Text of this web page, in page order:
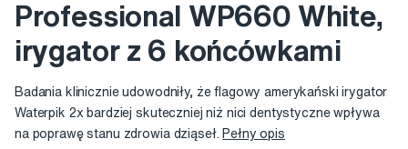
Professional WP660 White,
irygator z 6 końcówkami
Badania klinicznie udowodniły, że flagowy amerykański irygator
Waterpik 2x bardziej skuteczniej niż nici dentystyczne wpływa
na poprawę stanu zdrowia dziąseł. Pełny opis